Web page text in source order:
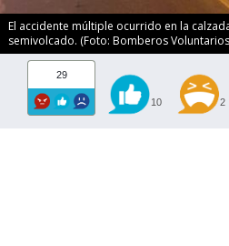
El accidente múltiple ocurrido en la
semivolcado. (Foto: Bomberos
29
10 2